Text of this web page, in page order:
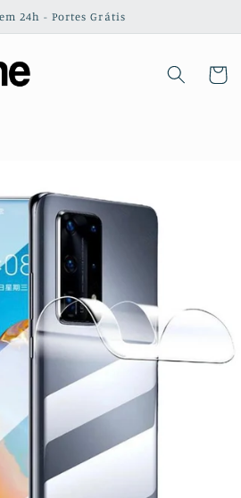
24h - Portes Grátis